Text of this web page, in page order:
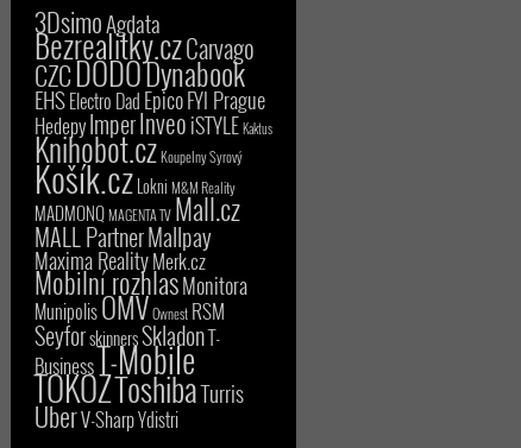
3DsimoAgdata
Bezrealitky.czCarvago
CZCDODODynabook
EHSElectro Dad EpicoFYI Prague
HedepyImperInveoiSTYLEKaktus
Knihobot.czKoupelny Syrový
Košík.czLokni M&M Reality
MADMONQMAGENTA TV Mall.cz
MALL PartnerMallpay
Maxima RealityMerk.cz
Mobilní rozhlasMonitora
MunipolisOMVOwnest RSM
SeyforskinnersSkladonT-
BusinessT-Mobile
TOKOZToshibaTurris
UberV-SharpYdistri